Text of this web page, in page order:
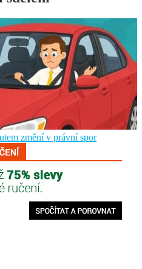
změní v právní spor